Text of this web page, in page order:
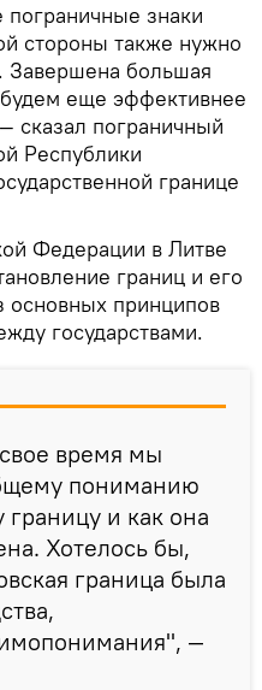
пограничные знаки
стороны также нужно
Завершена большая
еще эффективнее
сказал пограничный
Республики
границе
Федерации в Литве
границ и его
принципов
государствами.
время мы
пониманию
границу и как она
Хотелось бы,
граница была
—